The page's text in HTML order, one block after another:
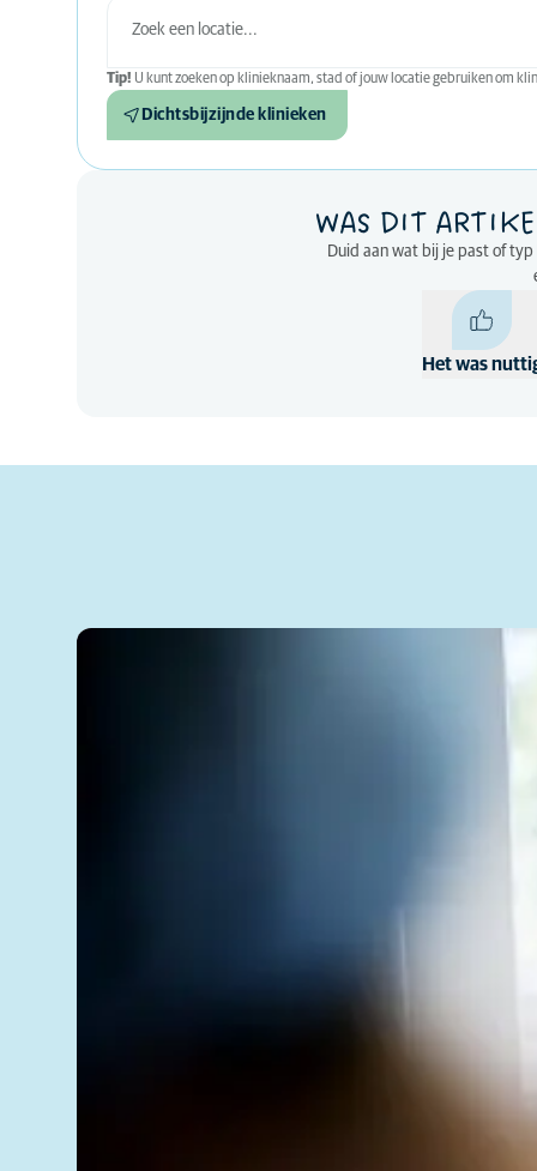
Tip! U kunt zoeken op klinieknaam, stad of jouw locatie gebruiken om
Dichtsbijzijnde klinieken
WAS DIT
Duid aan wat bij je past of
Het was